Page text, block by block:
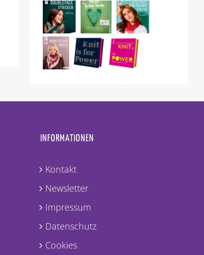
INFORMATIONEN
Kontakt
Newsletter
Impressum
Datenschutz
Cookies